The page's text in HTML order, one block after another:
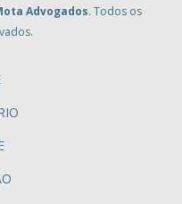
Advogados. Todos os